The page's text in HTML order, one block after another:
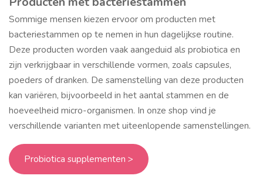
Sommige mensen kiezen ervoor om producten met
bacteriestammen op te nemen in hun dagelijkse routine.
Deze producten worden vaak aangeduid als probiotica en
zijn verkrijgbaar in verschillende vormen, zoals capsules,
poeders of dranken. De samenstelling van deze producten
kan variëren, bijvoorbeeld in het aantal stammen en de
hoeveelheid micro-organismen. In onze shop vind je
verschillende varianten met uiteenlopende samenstellingen.
Probiotica supplementen >